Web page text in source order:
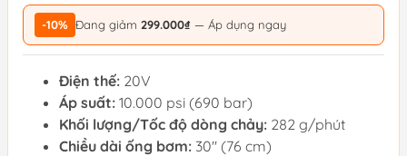
-10% Đang giảm 299.000₫ — Áp dụng ngay
Điện thế: 20V
Áp suất: 10.000 psi (690 bar)
Khối lượng/Tốc độ dòng chảy: 282 g/phút
Chiều dài ống bơm: 30" (76 cm)